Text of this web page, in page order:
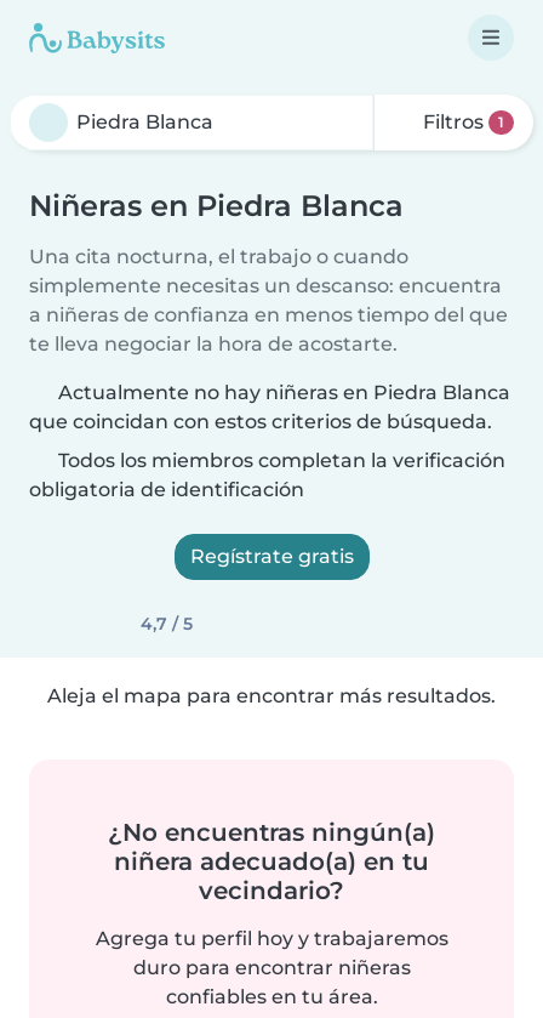
Filtros 1
Niñeras en Piedra Blanca
Una cita nocturna, el trabajo o cuando
simplemente necesitas un descanso: encuentra
a niñeras de confianza en menos tiempo del que
te lleva negociar la hora de acostarte.
Actualmente no hay niñeras en Piedra Blanca
que coincidan con estos criterios de búsqueda.
Todos los miembros completan la verificación
obligatoria de identificación
Regístrate gratis
4,7 / 5
Aleja el mapa para encontrar más resultados.
¿No encuentras ningún(a)
niñera adecuado(a) en tu
vecindario?
Agrega tu perfil hoy y trabajaremos
duro para encontrar niñeras
confiables en tu área.